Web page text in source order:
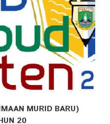
MURID BARU)
20